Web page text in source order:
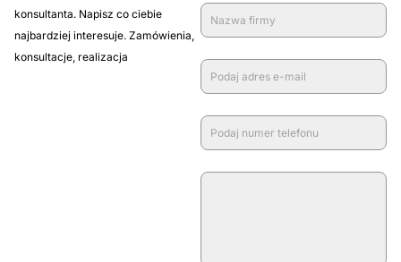
konsultanta. Napisz co ciebie
najbardziej interesuje. Zamówienia,
konsultacje, realizacja